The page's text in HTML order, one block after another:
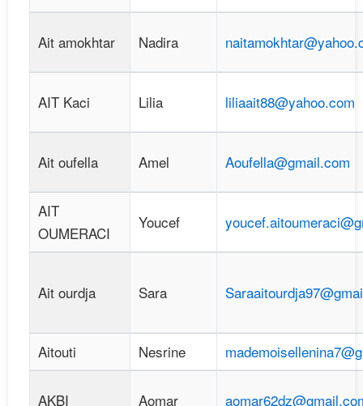
Ait amokhtar Nadira
AIT Kaci Lilia liliaait88@yahoo.com
Ait oufella Amel Aoufella@gmail.com
AIT
OUMERACI
Youcef
Ait ourdja Sara
Aitouti Nesrine
AKBI Aomar